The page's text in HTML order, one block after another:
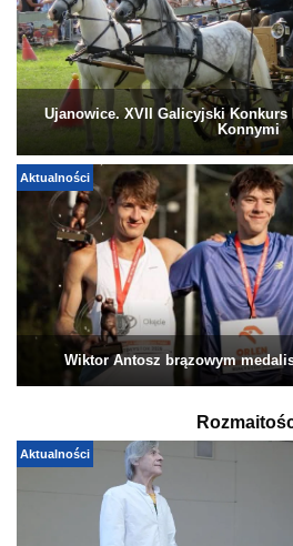
Ujanowice. XVII Galicyjski Konkurs
Konnymi
Aktualności
Wiktor Antosz brązowym
Aktualności